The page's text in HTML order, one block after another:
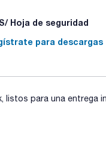
Hoja de seguridad
para descargas
para una entrega